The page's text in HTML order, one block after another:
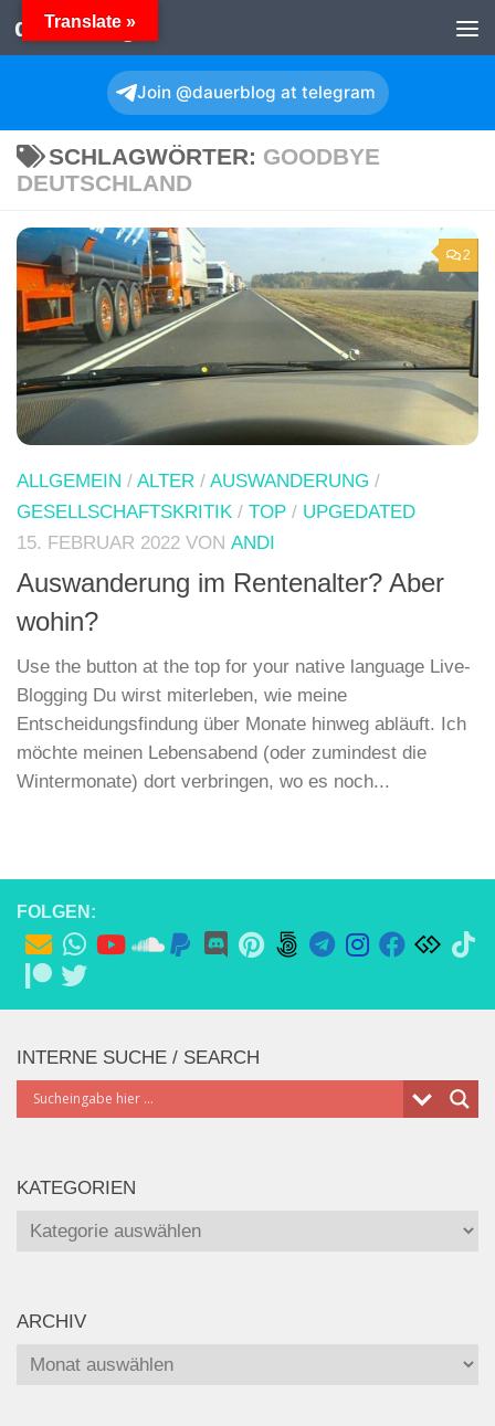
Zum Inhalt springen
dauerBlog
Join @dauerblog at telegram
SCHLAGWÖRTER: GOODBYE
DEUTSCHLAND
2
ALLGEMEIN / ALTER / AUSWANDERUNG /
GESELLSCHAFTSKRITIK / TOP / UPGEDATED
15. FEBRUAR 2022 VON ANDI
Auswanderung im Rentenalter? Aber
wohin?
Use the button at the top for your native language Live-
Blogging Du wirst miterleben, wie meine
Entscheidungsfindung über Monate hinweg abläuft. Ich
möchte meinen Lebensabend (oder zumindest die
Wintermonate) dort verbringen, wo es noch...
FOLGEN:
INTERNE SUCHE / SEARCH
KATEGORIEN
Kategorien
ARCHIV
Archiv
Translate »